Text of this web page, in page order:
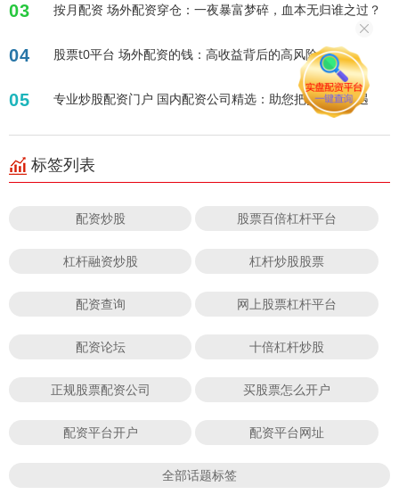
03 按月配资 场外配资穿仓：一夜暴富梦碎，血本无归谁之过？
04 股票t0平台 场外配资的钱：高收益背后的高风险？
05 专业炒股配资门户 国内配资公司精选：助您把握投资机遇
标签列表
配资炒股 股票百倍杠杆平台
杠杆融资炒股 杠杆炒股股票
配资查询 网上股票杠杆平台
配资论坛 十倍杠杆炒股
正规股票配资公司 买股票怎么开户
配资平台开户 配资平台网址
全部话题标签